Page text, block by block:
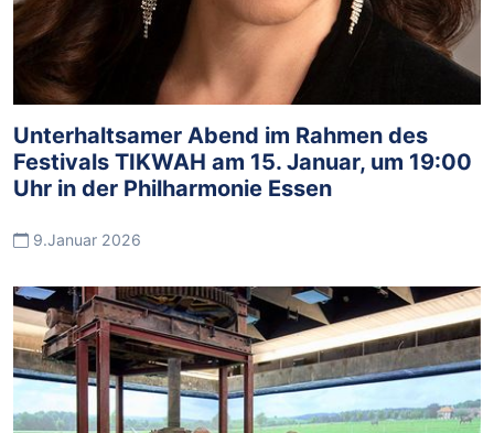
Unterhaltsamer Abend im Rahmen des
Festivals TIKWAH am 15. Januar, um 19:00
Uhr in der Philharmonie Essen
9.Januar 2026